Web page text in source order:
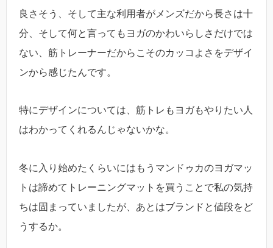
良さそう、そして主な利用者がメンズだから長さは十
分、そして何と言ってもヨガのかわいらしさだけでは
ない、筋トレーナーだからこそのカッコよさをデザイ
ンから感じたんです。
特にデザインについては、筋トレもヨガもやりたい人
はわかってくれるんじゃないかな。
冬に入り始めたくらいにはもうマンドゥカのヨガマッ
トは諦めてトレーニングマットを買うことで私の気持
ちは固まっていましたが、あとはブランドと値段をど
うするか。